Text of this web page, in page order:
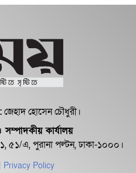
জেহাদ হোসেন চৌধুরী।
সম্পাদকীয় কার্যালয়
৫১/এ, পুরানা পল্টন, ঢাকা-১০০০।
| Privacy Policy